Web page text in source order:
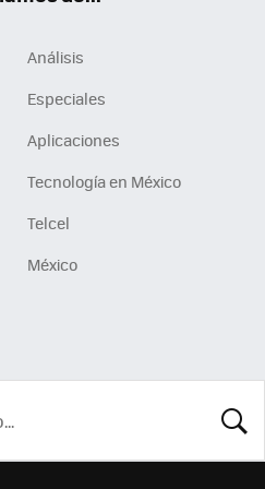
Análisis
Especiales
Aplicaciones
Tecnología en México
Telcel
México